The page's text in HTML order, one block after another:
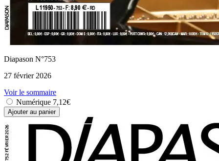
Diapason N°753
27 février 2026
Voir le sommaire
Numérique 7,12€